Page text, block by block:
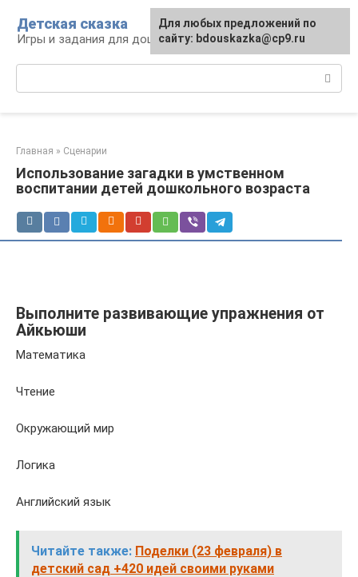
контенту
Детская сказка
Игры и задания для дошкольников
Главная » Сценарии
Использование загадки в умственном
воспитании детей дошкольного возраста
Выполните развивающие упражнения от
Айкьюши
Математика
Чтение
Окружающий мир
Логика
Английский язык
Читайте также: Поделки (23 февраля) в
детский сад +420 идей своими руками
Для любых предложений по
сайту: bdouskazka@cp9.ru